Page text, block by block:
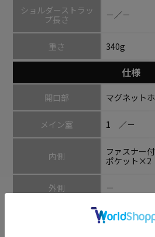
ショルダーストラッ
プ長さ
－／－
重さ 340g
仕様
開口部 マグネット
メイン室 1 ／－
内側
ファスナー
ポケット×2
外側 －
2 ／－